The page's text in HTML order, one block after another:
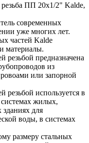
ПП 20х1/2" Kalde,
современных
уже многих лет.
частей Kalde
материалы.
резьбой предназначена
из
или запорной
используется в
жилых,
для
воды, в системах
размеру стальных